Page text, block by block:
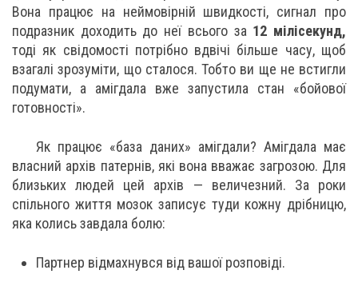
Вона працює на неймовірній швидкості, сигнал про
подразник доходить до неї всього за 12 мілісекунд,
тоді як свідомості потрібно вдвічі більше часу, щоб
взагалі зрозуміти, що сталося. Тобто ви ще не встигли
подумати, а амігдала вже запустила стан «бойової
готовності».
Як працює «база даних» амігдали? Амігдала має
власний архів патернів, які вона вважає загрозою. Для
близьких людей цей архів — величезний. За роки
спільного життя мозок записує туди кожну дрібницю,
яка колись завдала болю:
Партнер відмахнувся від вашої розповіді.